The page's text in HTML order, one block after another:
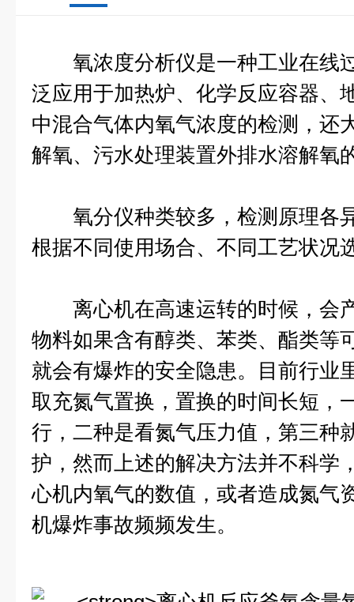
氧浓度分析仪是一种工业在线
泛应用于加热炉、化学反应容器、
中混合气体内氧气浓度的检测，还
解氧、污水处理装置外排水溶解氧
氧分仪种类较多，检测原理各
根据不同使用场合、不同工艺状况
离心机在高速运转的时候，会
物料如果含有醇类、苯类、酯类等
就会有爆炸的安全隐患。目前行业
取充氮气置换，置换的时间长短，
行，二种是看氮气压力值，第三种
护，然而上述的解决方法并不科学
心机内氧气的数值，或者造成氮气
机爆炸事故频频发生。